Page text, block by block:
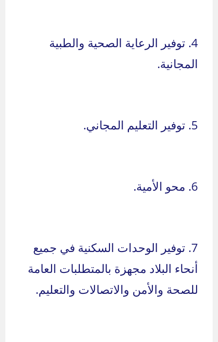
4. توفير الرعاية الصحية والطبية
المجانية.
5. توفير التعليم المجاني.
6. محو الأمية.
7. توفير الوحدات السكنية في جميع
أنحاء البلاد مجهزة بالمتطلبات العامة
للصحة والأمن والاتصالات والتعليم.